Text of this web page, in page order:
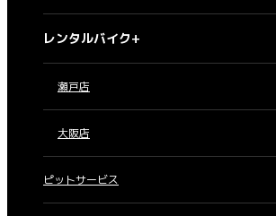
レンタルバイク+
瀬戸店
大阪店
ピットサービス